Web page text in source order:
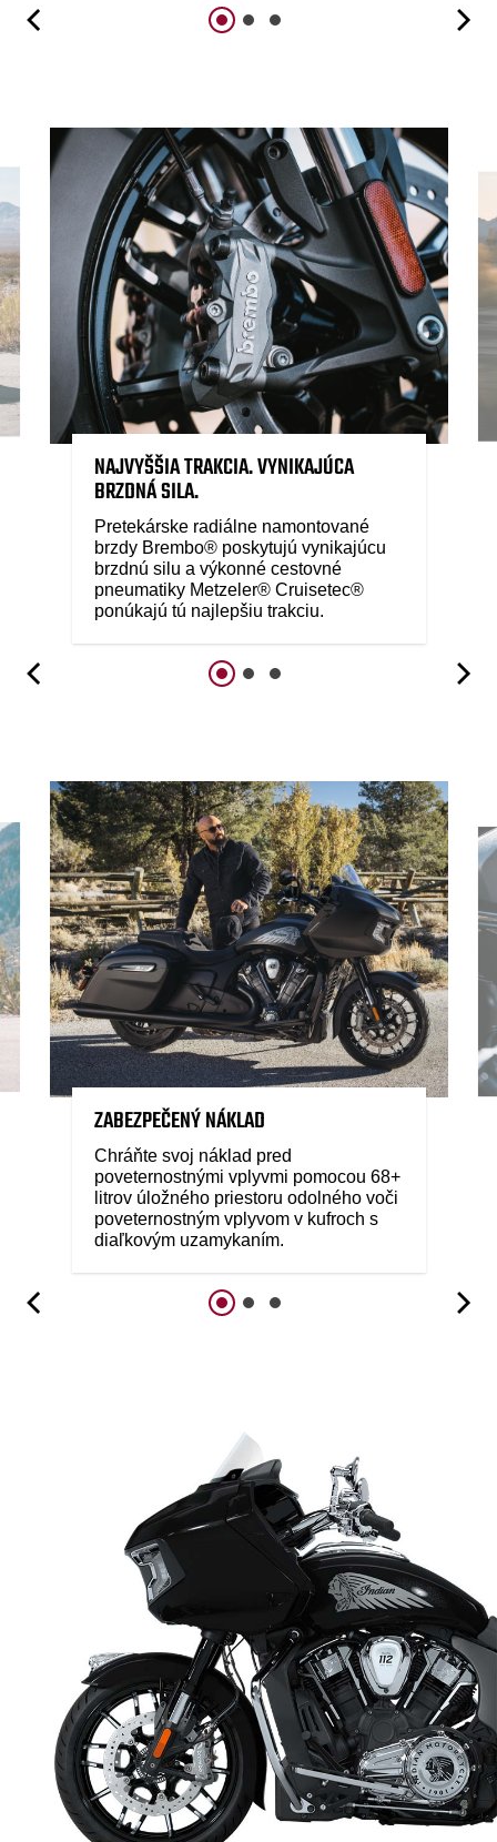
NAJVYŠŠIA TRAKCIA. VYNIKAJÚCA
BRZDNÁ SILA.
Pretekárske radiálne namontované
brzdy Brembo® poskytujú vynikajúcu
brzdnú silu a výkonné cestovné
pneumatiky Metzeler® Cruisetec®
ponúkajú tú najlepšiu trakciu.
ZABEZPEČENÝ NÁKLAD
Chráňte svoj náklad pred
poveternostnými vplyvmi pomocou 68+
litrov úložného priestoru odolného voči
poveternostným vplyvom v kufroch s
diaľkovým uzamykaním.